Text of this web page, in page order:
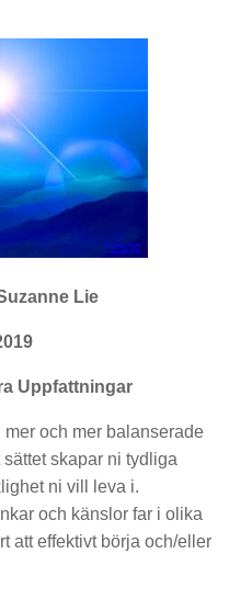
Lie
Uppfattningar
och mer balanserade
skapar ni tydliga
ni vill leva i.
och känslor far i olika
att effektivt börja och/eller